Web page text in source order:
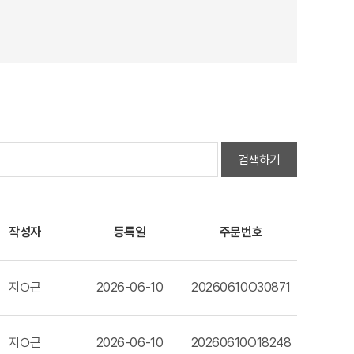
검색하기
작성자 등록일 주문번호
지○근 2026-06-10 20260610O30871
지○근 2026-06-10 20260610O18248